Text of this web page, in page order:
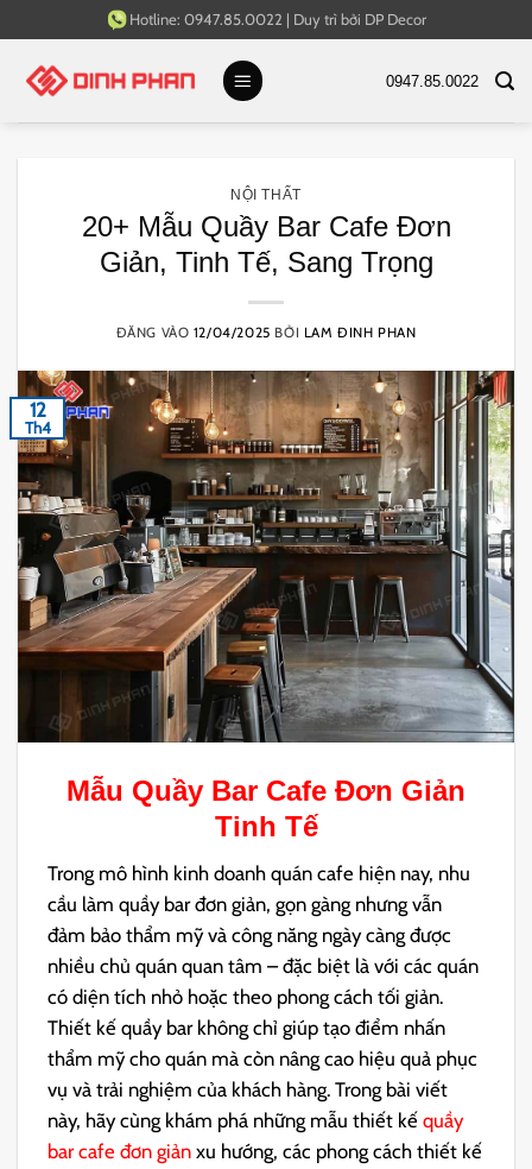
qua
Hotline: 0947.85.0022 | Duy trì bởi DP Decor
0947.85.0022
NỘI THẤT
20+ Mẫu Quầy Bar Cafe Đơn
Giản, Tinh Tế, Sang Trọng
ĐĂNG VÀO 12/04/2025 BỞI LAM ĐINH PHAN
12
Th4
Mẫu Quầy Bar Cafe Đơn Giản
Tinh Tế
Trong mô hình kinh doanh quán cafe hiện nay, nhu
cầu làm quầy bar đơn giản, gọn gàng nhưng vẫn
đảm bảo thẩm mỹ và công năng ngày càng được
nhiều chủ quán quan tâm – đặc biệt là với các quán
có diện tích nhỏ hoặc theo phong cách tối giản.
Thiết kế quầy bar không chỉ giúp tạo điểm nhấn
thẩm mỹ cho quán mà còn nâng cao hiệu quả phục
vụ và trải nghiệm của khách hàng.Trong bài viết
này, hãy cùng khám phá những mẫu thiết kếquầy
bar cafe đơn giản xu hướng, các phong cách thiết kế